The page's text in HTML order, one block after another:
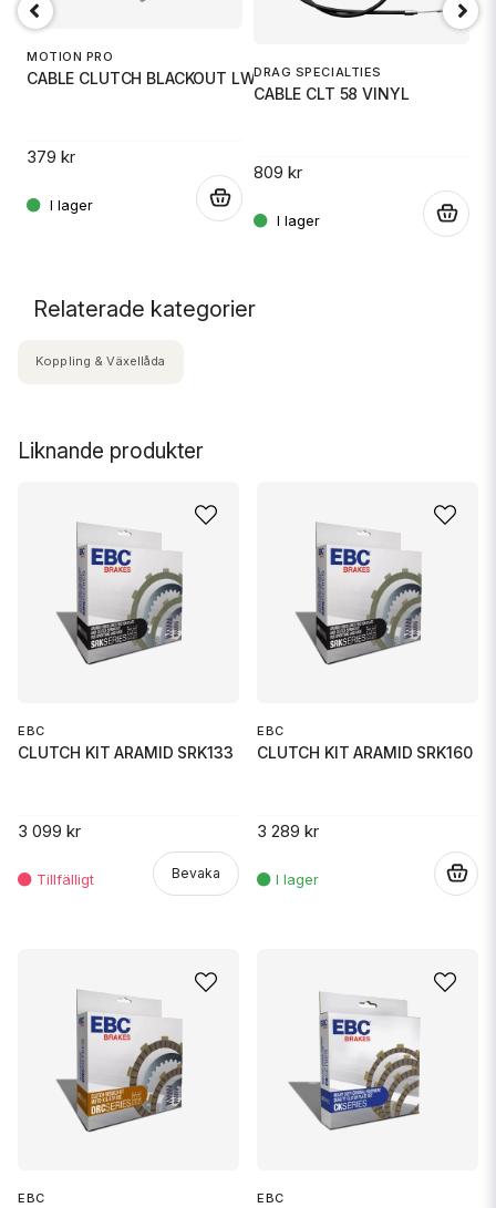
MOTION PRO
CABLE CLUTCH BLACKOUT LW
379 kr
DRAG SPECIALTIES
CABLE CLT 58 VINYL
809 kr
Liknande produkter
EBC
CLUTCH KIT ARAMID SRK133
3 099 kr
Bevaka
EBC
CLUTCH KIT ARAMID SRK160
3 289 kr
EBC EBC
Relaterade kategorier
Koppling & Växellåda